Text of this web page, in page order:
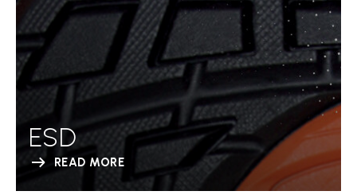
ESD
READ MORE